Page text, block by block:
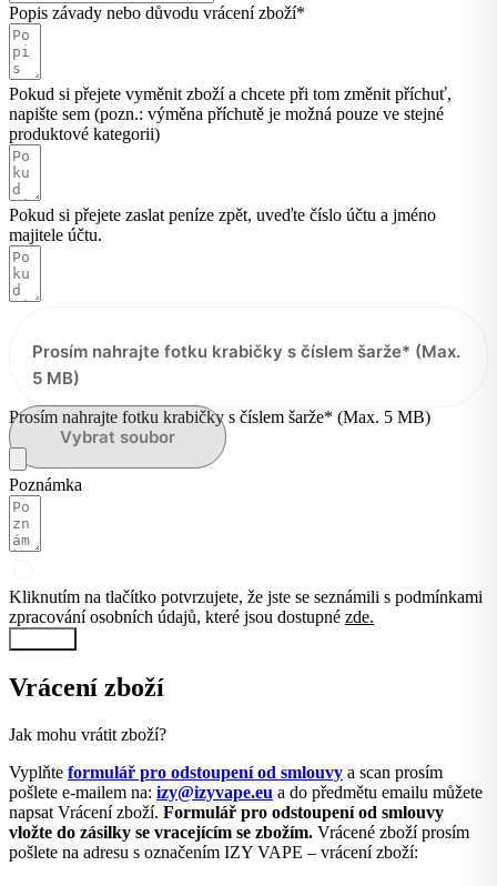
Popis závady nebo důvodu vrácení zboží*
Pokud si přejete vyměnit zboží a chcete při tom změnit příchuť,
napište sem (pozn.: výměna příchutě je možná pouze ve stejné
produktové kategorii)
Pokud si přejete zaslat peníze zpět, uveďte číslo účtu a jméno
majitele účtu.
Prosím nahrajte fotku krabičky s číslem šarže* (Max.
5 MB)
Prosím nahrajte fotku krabičky s číslem šarže* (Max. 5 MB)
Vybrat soubor
Poznámka
Kliknutím na tlačítko potvrzujete, že jste se seznámili s podmínkami
zpracování osobních údajů, které jsou dostupné zde.
Vrácení zboží
Jak mohu vrátit zboží?
Vyplňte formulář pro odstoupení od smlouvy a scan prosím
pošlete e-mailem na: izy@izyvape.eu a do předmětu emailu můžete
napsat Vrácení zboží. Formulář pro odstoupení od smlouvy
vložte do zásilky se vracejícím se zbožím. Vrácené zboží prosím
pošlete na adresu s označením IZY VAPE – vrácení zboží: